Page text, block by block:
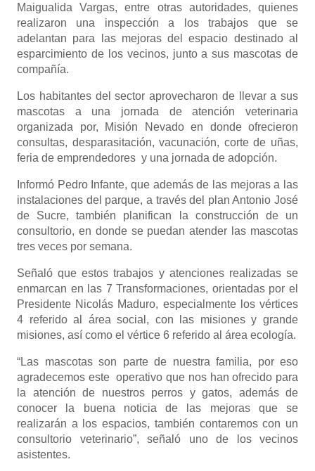
Maigualida Vargas, entre otras autoridades, quienes
realizaron una inspección a los trabajos que se
adelantan para las mejoras del espacio destinado al
esparcimiento de los vecinos, junto a sus mascotas de
compañía.
Los habitantes del sector aprovecharon de llevar a sus
mascotas a una jornada de atención veterinaria
organizada por, Misión Nevado en donde ofrecieron
consultas, desparasitación, vacunación, corte de uñas,
feria de emprendedores y una jornada de adopción.
Informó Pedro Infante, que además de las mejoras a las
instalaciones del parque, a través del plan Antonio José
de Sucre, también planifican la construcción de un
consultorio, en donde se puedan atender las mascotas
tres veces por semana.
Señaló que estos trabajos y atenciones realizadas se
enmarcan en las 7 Transformaciones, orientadas por el
Presidente Nicolás Maduro, especialmente los vértices
4 referido al área social, con las misiones y grande
misiones, así como el vértice 6 referido al área ecología.
“Las mascotas son parte de nuestra familia, por eso
agradecemos este operativo que nos han ofrecido para
la atención de nuestros perros y gatos, además de
conocer la buena noticia de las mejoras que se
realizarán a los espacios, también contaremos con un
consultorio veterinario”, señaló uno de los vecinos
asistentes.